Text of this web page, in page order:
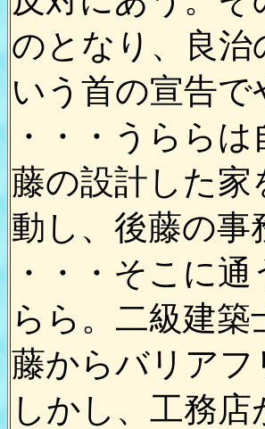
のとなり、良
いう首の宣告
・・・うらら
藤の設計した家
動し、後藤の
・・・そこに
らら。二級建
藤からバリア
しかし、工務